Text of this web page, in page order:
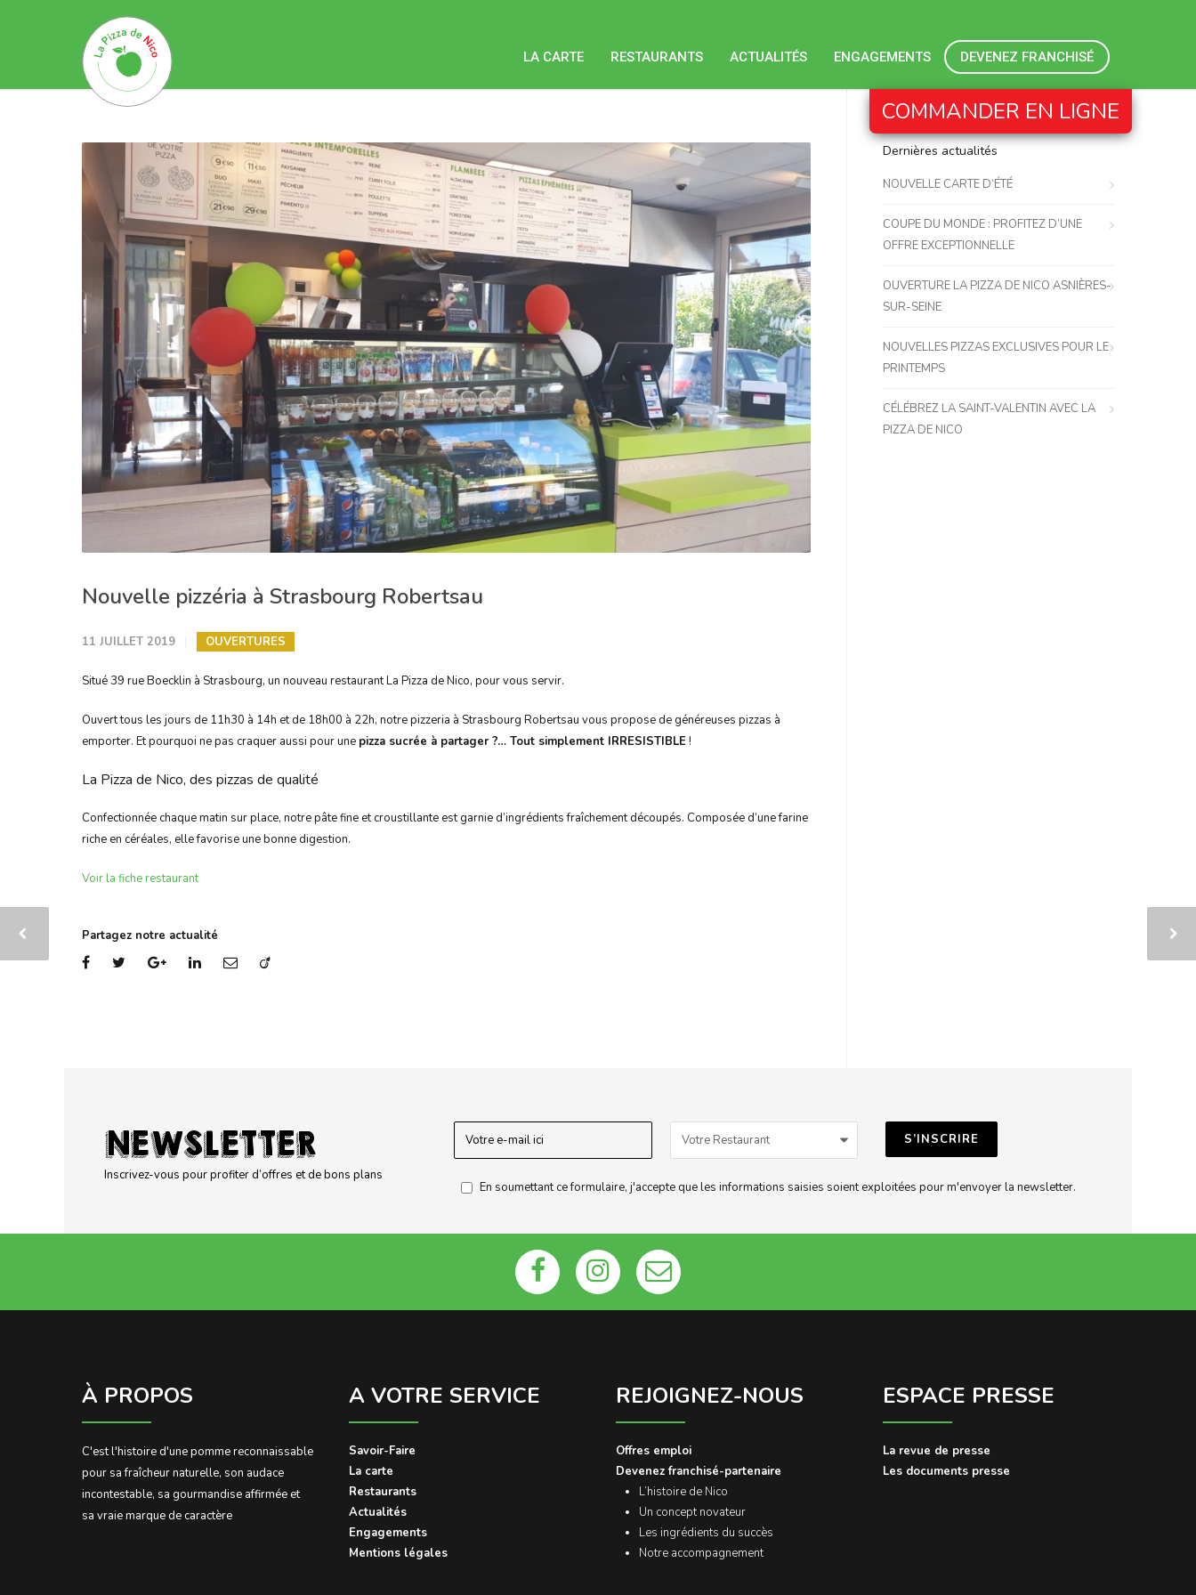
LA CARTE RESTAURANTS ACTUALITÉS ENGAGEMENTS DEVENEZ FRANCHISÉ
COMMANDER EN LIGNE
Nouvelle pizzéria à Strasbourg Robertsau
11 JUILLET 2019 OUVERTURES
Situé 39 rue Boecklin à Strasbourg, un nouveau restaurant La Pizza de Nico, pour vous servir.
Ouvert tous les jours de 11h30 à 14h et de 18h00 à 22h, notre pizzeria à Strasbourg Robertsau vous propose de généreuses pizzas à
emporter. Et pourquoi ne pas craquer aussi pour une pizza sucrée à partager ?… Tout simplement IRRESISTIBLE!
La Pizza de Nico, des pizzas de qualité
Confectionnée chaque matin sur place, notre pâte fine et croustillante est garnie d’ingrédients fraîchement découpés. Composée d’une farine
riche en céréales, elle favorise une bonne digestion.
Voir la fiche restaurant
Partagez notre actualité
Dernières actualités
NOUVELLE CARTE D’ÉTÉ
COUPE DU MONDE : PROFITEZ D’UNE
OFFRE EXCEPTIONNELLE
OUVERTURE LA PIZZA DE NICO ASNIÈRES-
SUR-SEINE
NOUVELLES PIZZAS EXCLUSIVES POUR LE
PRINTEMPS
CÉLÉBREZ LA SAINT-VALENTIN AVEC LA
PIZZA DE NICO
NEWSLETTER
Inscrivez-vous pour profiter d’offres et de bons plans
En soumettant ce formulaire, j'accepte que les informations saisies soient exploitées pour m'envoyer la newsletter.
À PROPOS
C'est l'histoire d'une pomme reconnaissable
pour sa fraîcheur naturelle, son audace
incontestable, sa gourmandise affirmée et
sa vraie marque de caractère
A VOTRE SERVICE
Savoir-Faire
La carte
Restaurants
Actualités
Engagements
Mentions légales
REJOIGNEZ-NOUS
Offres emploi
Devenez franchisé-partenaire
L’histoire de Nico
Un concept novateur
Les ingrédients du succès
Notre accompagnement
ESPACE PRESSE
La revue de presse
Les documents presse